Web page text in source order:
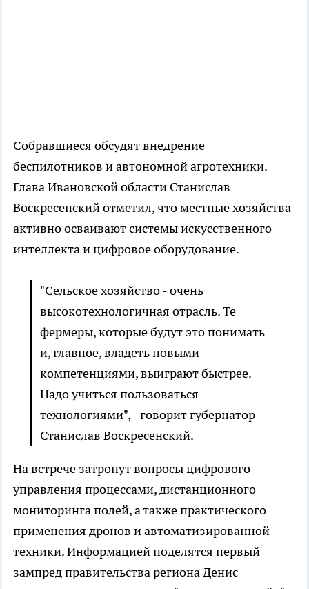
Собравшиеся обсудят внедрение
беспилотников и автономной агротехники.
Глава Ивановской области Станислав
Воскресенский отметил, что местные хозяйства
активно осваивают системы искусственного
интеллекта и цифровое оборудование.
"Сельское хозяйство - очень
высокотехнологичная отрасль. Те
фермеры, которые будут это понимать
и, главное, владеть новыми
компетенциями, выиграют быстрее.
Надо учиться пользоваться
технологиями", - говорит губернатор
Станислав Воскресенский.
На встрече затронут вопросы цифрового
управления процессами, дистанционного
мониторинга полей, а также практического
применения дронов и автоматизированной
техники. Информацией поделятся первый
зампред правительства региона Денис